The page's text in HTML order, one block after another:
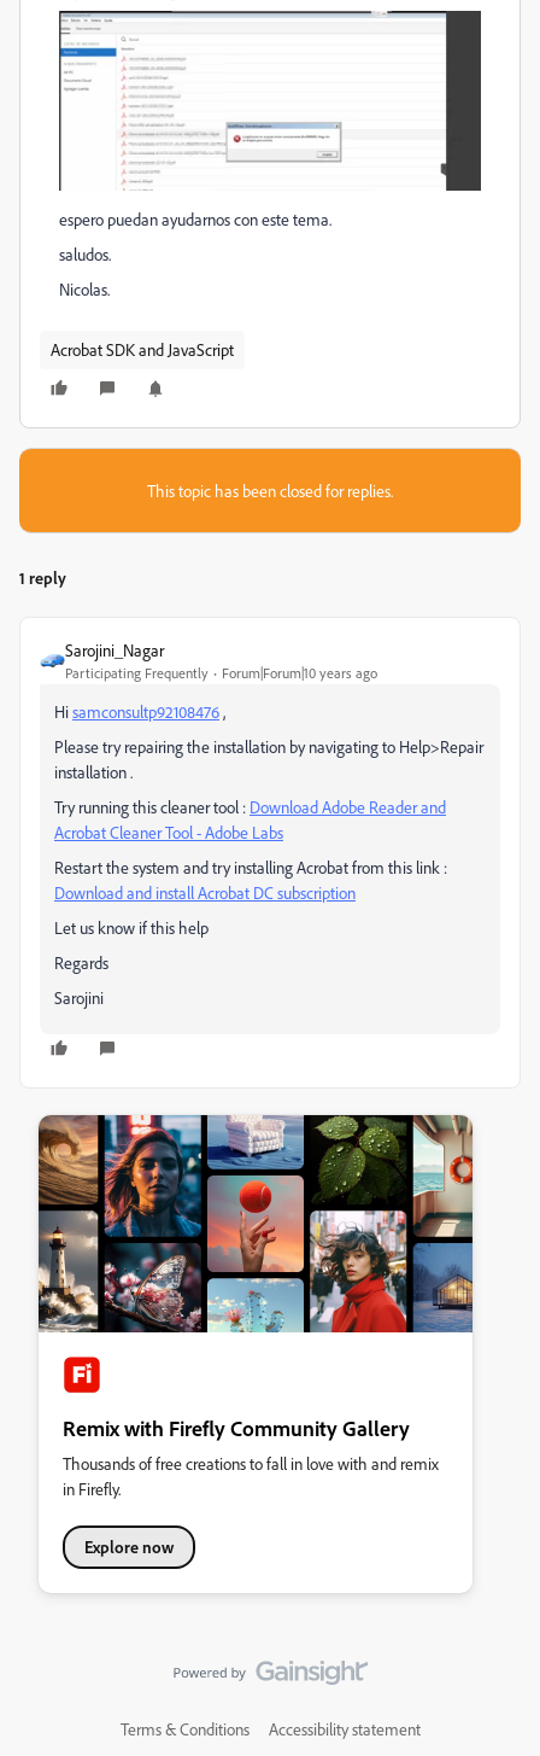
espero puedan ayudarnos con este tema.
saludos.
Nicolas.
Acrobat SDK and JavaScript
This topic has been closed for replies.
1 reply
Sarojini_Nagar
Participating Frequently Forum|Forum|10 years ago
Hisamconsultp92108476,
Please try repairing the installation by navigating to Help>Repair
installation .
Try running this cleaner tool : Download Adobe Reader and
Acrobat Cleaner Tool - Adobe Labs
Restart the system and try installing Acrobat from this link :
Download and install Acrobat DC subscription
Let us know if this help
Regards
Sarojini
Remix with Firefly Community Gallery
Thousands of free creations to fall in love with and remix
in Firefly.
Explore now
Terms & Conditions Accessibility statement